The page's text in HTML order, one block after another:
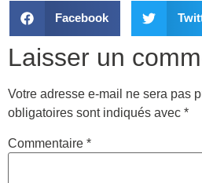
Facebook
Laisser un
Votre adresse e-mail ne sera pas
obligatoires sont indiqués avec *
Commentaire *